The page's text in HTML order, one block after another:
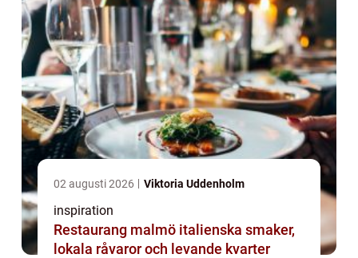
02 augusti 2026 Viktoria Uddenholm
inspiration
Restaurang malmö italienska smaker,
lokala råvaror och levande kvarter